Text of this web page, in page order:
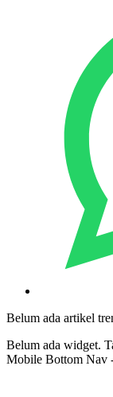
Belum ada artikel
Belum ada widget.
Mobile Bottom Nav